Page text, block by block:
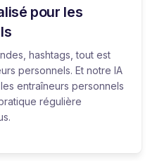
pour les
hashtags, tout est
personnels. Et notre IA
entraîneurs personnels
régulière